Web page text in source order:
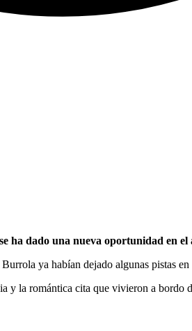
ha dado una nueva oportunidad en
ya habían dejado algunas pistas en
y la romántica cita que vivieron a